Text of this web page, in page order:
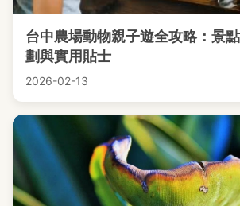
台中農場動物親子遊全攻略：景
劃與實用貼士
2026-02-13